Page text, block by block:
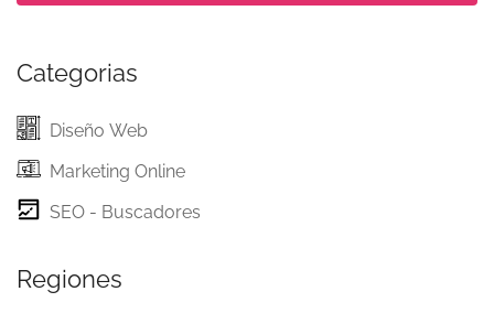
Categorias
Diseño Web
Marketing Online
SEO - Buscadores
Regiones